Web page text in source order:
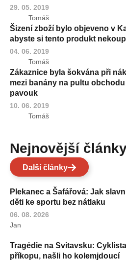
29. 05. 2019
Tomáš
Šizení zboží bylo objeveno v
abyste si tento produkt
04. 06. 2019
Tomáš
Zákaznice byla šokvána při
mezi banány na pultu
pavouk
10. 06. 2019
Tomáš
Nejnovější
Další články
Plekanec a Šafářová: Jak
děti ke sportu bez nátlaku
06. 08. 2026
Jan
Tragédie na Svitavsku:
příkopu, našli ho kolemjdoucí